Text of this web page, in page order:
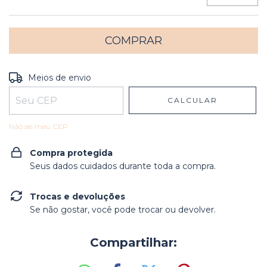
Entregas para o CEP:
Meios de envio
CALCULAR
Não sei meu CEP
Compra protegida
Seus dados cuidados durante toda a compra.
Trocas e devoluções
Se não gostar, você pode trocar ou devolver.
Compartilhar: